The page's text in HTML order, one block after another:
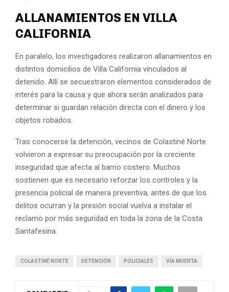
ALLANAMIENTOS EN VILLA
CALIFORNIA
En paralelo, los investigadores realizaron allanamientos en
distintos domicilios de Villa California vinculados al
detenido. Allí se secuestraron elementos considerados de
interés para la causa y que ahora serán analizados para
determinar si guardan relación directa con el dinero y los
objetos robados.
Tras conocerse la detención, vecinos de Colastiné Norte
volvieron a expresar su preocupación por la creciente
inseguridad que afecta al barrio costero. Muchos
sostienen que es necesario reforzar los controles y la
presencia policial de manera preventiva, antes de que los
delitos ocurran y la presión social vuelva a instalar el
reclamo por más seguridad en toda la zona de la Costa
Santafesina.
COLASTINÉ NORTE DETENCIÓN POLICIALES VÍA MUERTA